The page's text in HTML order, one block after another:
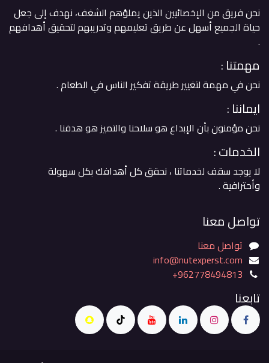
نحن فريق من الإخصائيين الذين يملؤهم الشغف، نهدف إلى جعل
حياة الجميع أسهل عن طريق تعليمهم وتدريبهم لتحقيق أهدافهم
. ​
مهمتنا :
نحن في مهمة لتغيير طريقة تفكير الناس في الطعام .
ايماننا :
نحن مؤمنون بأن الإبداع هو سلاحنا والتميز هو هدفنا .
الخدمات :
لا يوجد سقف لخدماتنا ، نحقق كل أهدافك بكل سهولة
وأحترافية .
تواصل معنا
تواصل معنا
info@nutexperst.com
+962778494813
تابعنا